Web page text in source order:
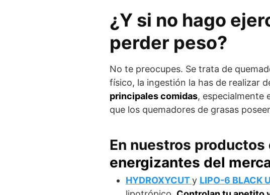
¿Y si no hago
perder peso?
No te preocupes. Se trata de
físico, la ingestión la has de realizar
principales comidas, especialmente
que los quemadores de grasas
En nuestros
energizantes del
HYDROXYCUTy LIPO-6 BLACK